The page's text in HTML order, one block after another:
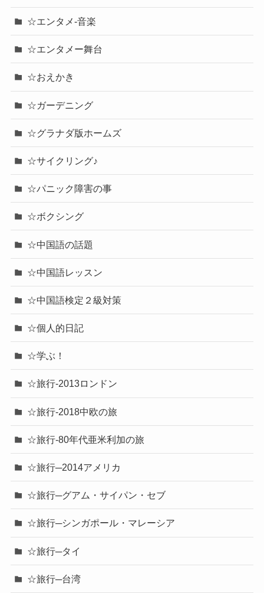
☆エンタメ-音楽
☆エンタメー舞台
☆おえかき
☆ガーデニング
☆グラナダ版ホームズ
☆サイクリング♪
☆パニック障害の事
☆ボクシング
☆中国語の話題
☆中国語レッスン
☆中国語検定２級対策
☆個人的日記
☆学ぶ！
☆旅行-2013ロンドン
☆旅行-2018中欧の旅
☆旅行-80年代亜米利加の旅
☆旅行─2014アメリカ
☆旅行─グアム・サイパン・セブ
☆旅行─シンガポール・マレーシア
☆旅行─タイ
☆旅行─台湾